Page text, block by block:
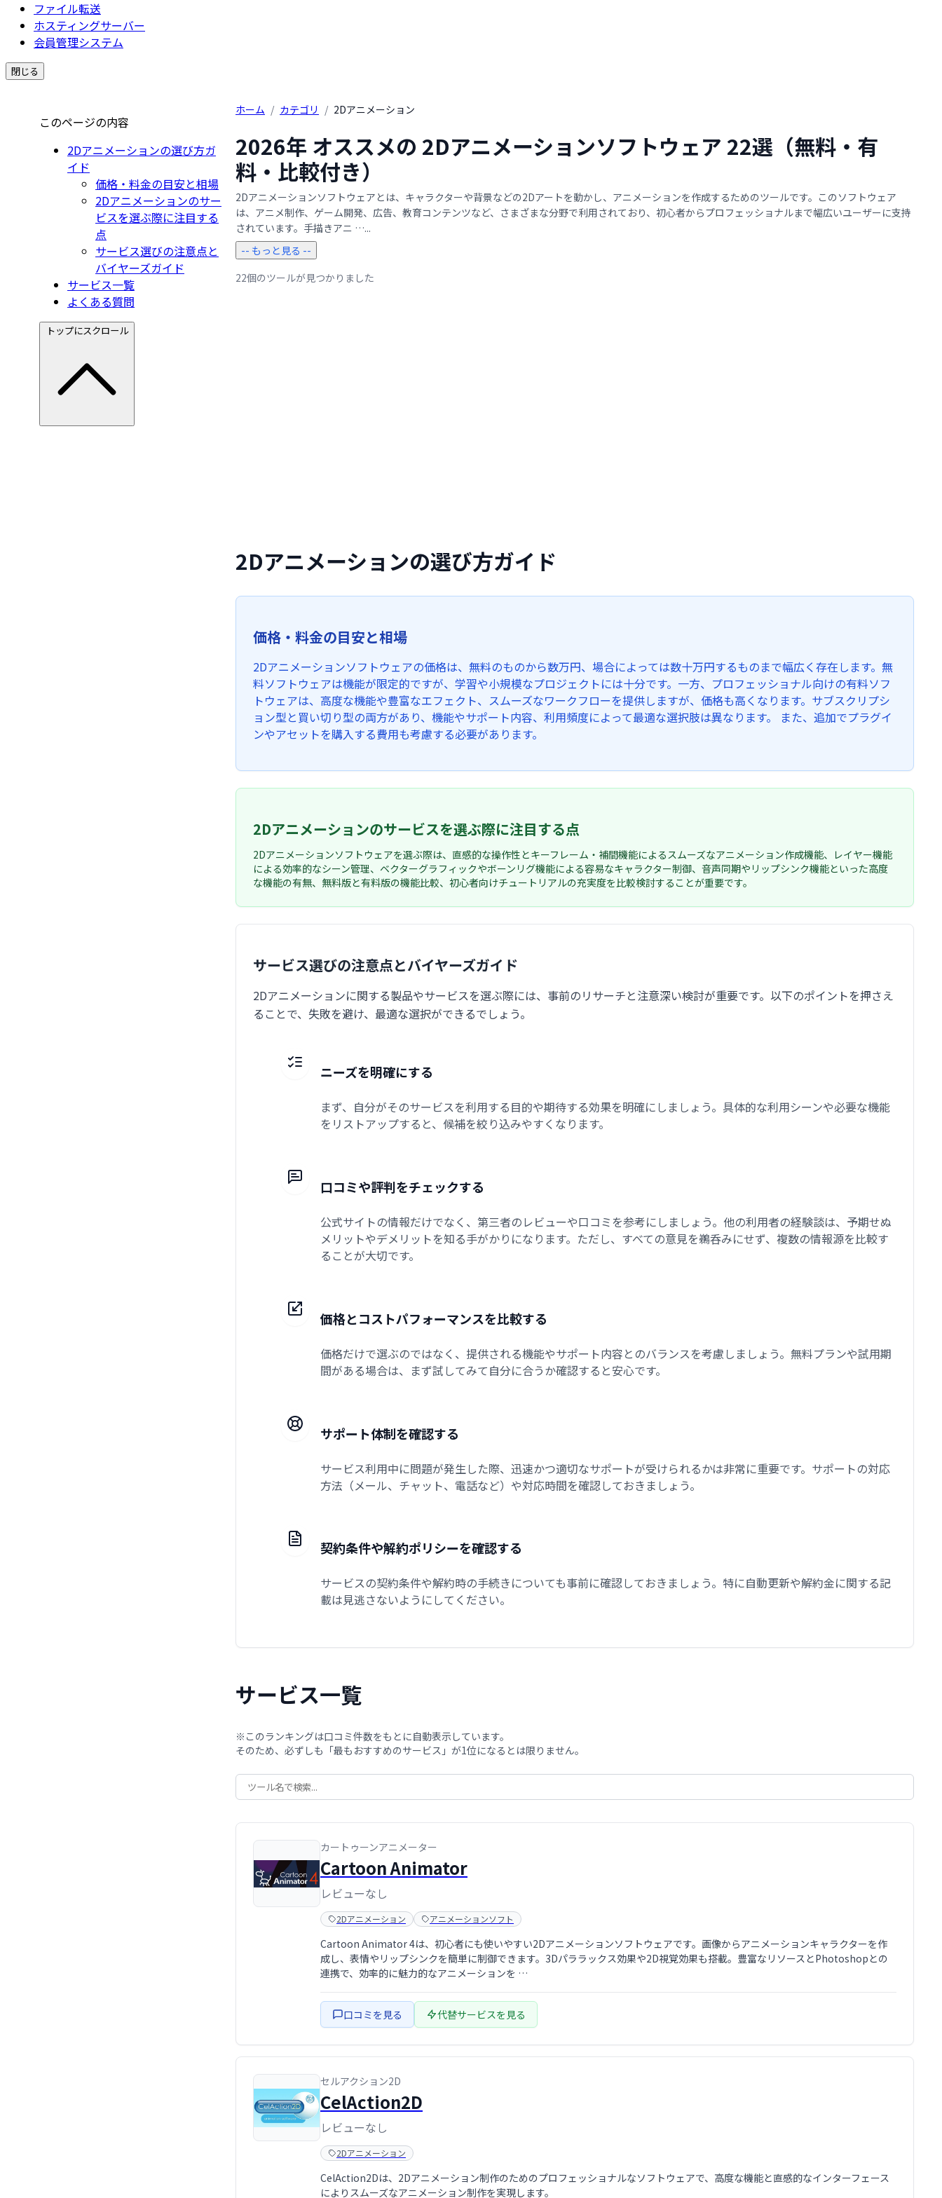
ファイル転送
ホスティングサーバー
会員管理システム
閉じる
このページの内容
2Dアニメーションの選び方ガ
イド
価格・料金の目安と相場
2Dアニメーションのサー
ビスを選ぶ際に注目する
点
サービス選びの注意点と
バイヤーズガイド
サービス一覧
よくある質問
トップにスクロール
ホーム / カテゴリ / 2Dアニメーション
2026年 オススメの 2Dアニメーションソフトウェア 22選（無料・有
料・比較付き）
2Dアニメーションソフトウェアとは、キャラクターや背景などの2Dアートを動かし、アニメーションを作成するためのツールです。このソフトウェア
は、アニメ制作、ゲーム開発、広告、教育コンテンツなど、さまざまな分野で利用されており、初心者からプロフェッショナルまで幅広いユーザーに支持
されています。手描きアニ …...
-- もっと見る --
22個のツールが見つかりました
2Dアニメーションの選び方ガイド
価格・料金の目安と相場
2Dアニメーションソフトウェアの価格は、無料のものから数万円、場合によっては数十万円するものまで幅広く存在します。無
料ソフトウェアは機能が限定的ですが、学習や小規模なプロジェクトには十分です。一方、プロフェッショナル向けの有料ソフ
トウェアは、高度な機能や豊富なエフェクト、スムーズなワークフローを提供しますが、価格も高くなります。サブスクリプシ
ョン型と買い切り型の両方があり、機能やサポート内容、利用頻度によって最適な選択肢は異なります。 また、追加でプラグイ
ンやアセットを購入する費用も考慮する必要があります。
2Dアニメーションのサービスを選ぶ際に注目する点
2Dアニメーションソフトウェアを選ぶ際は、直感的な操作性とキーフレーム・補間機能によるスムーズなアニメーション作成機能、レイヤー機能
による効率的なシーン管理、ベクターグラフィックやボーンリグ機能による容易なキャラクター制御、音声同期やリップシンク機能といった高度
な機能の有無、無料版と有料版の機能比較、初心者向けチュートリアルの充実度を比較検討することが重要です。
サービス選びの注意点とバイヤーズガイド
2Dアニメーションに関する製品やサービスを選ぶ際には、事前のリサーチと注意深い検討が重要です。以下のポイントを押さえ
ることで、失敗を避け、最適な選択ができるでしょう。
ニーズを明確にする
まず、自分がそのサービスを利用する目的や期待する効果を明確にしましょう。具体的な利用シーンや必要な機能
をリストアップすると、候補を絞り込みやすくなります。
口コミや評判をチェックする
公式サイトの情報だけでなく、第三者のレビューや口コミを参考にしましょう。他の利用者の経験談は、予期せぬ
メリットやデメリットを知る手がかりになります。ただし、すべての意見を鵜呑みにせず、複数の情報源を比較す
ることが大切です。
価格とコストパフォーマンスを比較する
価格だけで選ぶのではなく、提供される機能やサポート内容とのバランスを考慮しましょう。無料プランや試用期
間がある場合は、まず試してみて自分に合うか確認すると安心です。
サポート体制を確認する
サービス利用中に問題が発生した際、迅速かつ適切なサポートが受けられるかは非常に重要です。サポートの対応
方法（メール、チャット、電話など）や対応時間を確認しておきましょう。
契約条件や解約ポリシーを確認する
サービスの契約条件や解約時の手続きについても事前に確認しておきましょう。特に自動更新や解約金に関する記
載は見逃さないようにしてください。
サービス一覧
※このランキングは口コミ件数をもとに自動表示しています。
そのため、必ずしも「最もおすすめのサービス」が1位になるとは限りません。
カートゥーンアニメーター
Cartoon Animator
レビューなし
2Dアニメーション アニメーションソフト
Cartoon Animator 4は、初心者にも使いやすい2Dアニメーションソフトウェアです。画像からアニメーションキャラクターを作
成し、表情やリップシンクを簡単に制御できます。3Dパララックス効果や2D視覚効果も搭載。豊富なリソースとPhotoshopとの
連携で、効率的に魅力的なアニメーションを …
口コミを見る 代替サービスを見る
セルアクション2D
CelAction2D
レビューなし
2Dアニメーション
CelAction2Dは、2Dアニメーション制作のためのプロフェッショナルなソフトウェアで、高度な機能と直感的なインターフェース
によりスムーズなアニメーション制作を実現します。